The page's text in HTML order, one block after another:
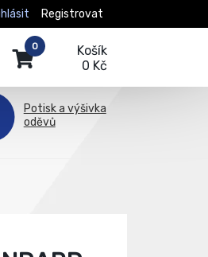
Registrovat
Košík
0 Kč
0
Potisk a výšivka
oděvů